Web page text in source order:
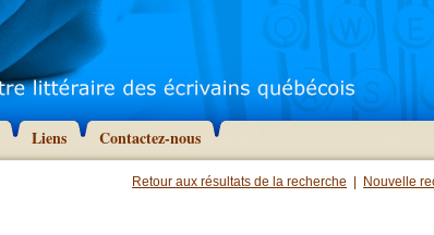
Liens Contactez-nous
Retour aux résultats de la recherche Nouvelle